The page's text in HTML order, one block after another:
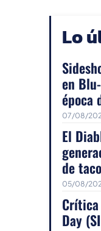
Lo
en
época
07/08/
El
de
05/08/
Crítica
Day